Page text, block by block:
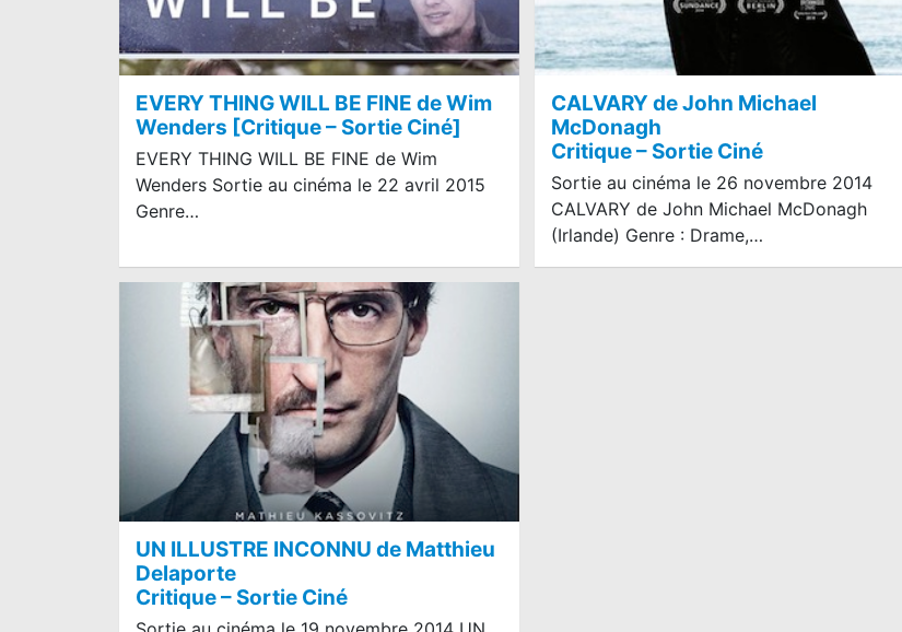
EVERY THING WILL BE FINE de Wim
Wenders [Critique – Sortie Ciné]
EVERY THING WILL BE FINE de Wim
Wenders Sortie au cinéma le 22 avril 2015
Genre…
CALVARY de John Michael
McDonagh
Critique – Sortie Ciné
Sortie au cinéma le 26 novembre 2014
CALVARY de John Michael McDonagh
(Irlande) Genre : Drame,…
UN ILLUSTRE INCONNU de Matthieu
Delaporte
Critique – Sortie Ciné